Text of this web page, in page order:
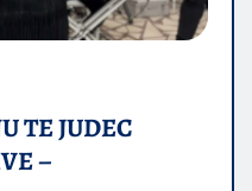
TE JUDEC
–